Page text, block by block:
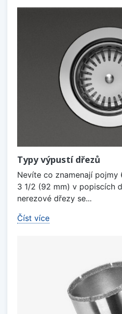
Typy výpustí dřezů
Nevíte co znamenají pojmy
3 1/2 (92 mm) v popiscích
nerezové dřezy se...
Číst více